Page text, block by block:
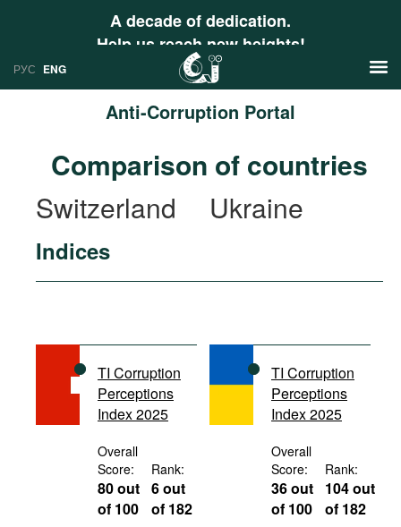
A decade of dedication.
Help us reach new heights!
РУС ENG
Anti-Corruption Portal
Research
Countries
International Organizations
Documents
Movies
Podcasts
Bookshelf
Comparison of countries
Switzerland
Ukraine
Indices
TI Corruption
Perceptions
Index 2025
Overall
Score:
80 out
of 100
Rank:
6 out
of 182
TI Corruption
Perceptions
Index 2025
Overall
Score:
36 out
of 100
Rank:
104 out
of 182